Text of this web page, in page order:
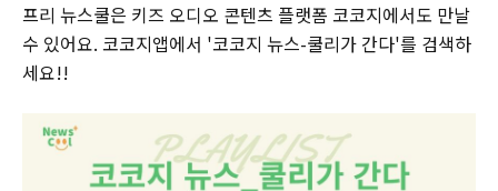
프리 뉴스쿨은 키즈 오디오 콘텐츠 플랫폼 코코지에서도 만날
수 있어요. 코코지앱에서 '코코지 뉴스-쿨리가 간다'를 검색하
세요!!